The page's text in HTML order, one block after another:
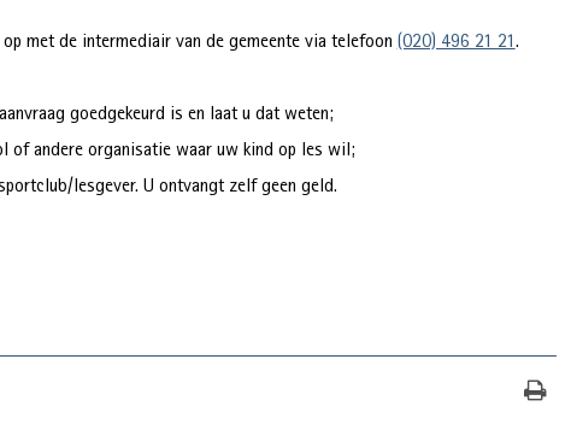
met de intermediair van de gemeente via telefoon (020) 496 21 21.
goedgekeurd is en laat u dat weten;
of andere organisatie waar uw kind op les wil;
lesgever. U ontvangt zelf geen geld.